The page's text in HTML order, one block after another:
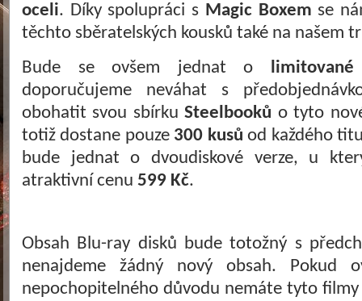
oceli. Díky spolupráci s Magic Boxem se
těchto sběratelských kousků také na našem
Bude se ovšem jednat o limitované
doporučujeme neváhat s
obohatit svou sbírkuSteelbooků o tyto
totiž dostane pouze 300 kusůod každého
bude jednat o dvoudiskové verze, u
atraktivní cenu 599 Kč.
Obsah Blu-ray disků bude totožný s
nenajdeme žádný nový obsah. Pokud
nepochopitelného důvodu nemáte tyto